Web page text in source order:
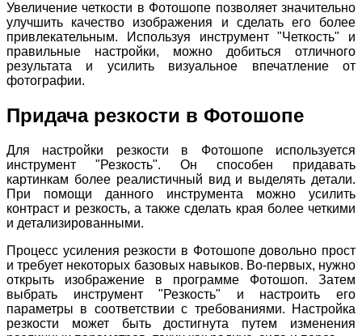
Увеличение четкости в Фотошопе позволяет значительно
улучшить качество изображения и сделать его более
привлекательным. Используя инструмент "Четкость" и
правильные настройки, можно добиться отличного
результата и усилить визуальное впечатление от
фотографии.
Придача резкости в Фотошопе
Для настройки резкости в Фотошопе используется
инструмент "Резкость". Он способен придавать
картинкам более реалистичный вид и выделять детали.
При помощи данного инструмента можно усилить
контраст и резкость, а также сделать края более четкими
и детализированными.
Процесс усиления резкости в Фотошопе довольно прост
и требует некоторых базовых навыков. Во-первых, нужно
открыть изображение в программе Фотошоп. Затем
выбрать инструмент "Резкость" и настроить его
параметры в соответствии с требованиями. Настройка
резкости может быть достигнута путем изменения